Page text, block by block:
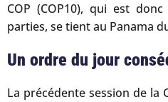
COP (COP10), qui est
parties, se tient au Panama
Un ordre du jour
La précédente session de la